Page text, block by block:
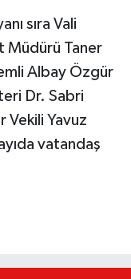
sıra Vali
Müdürü Taner
Albay Özgür
Dr. Sabri
Vekili Yavuz
vatandaş